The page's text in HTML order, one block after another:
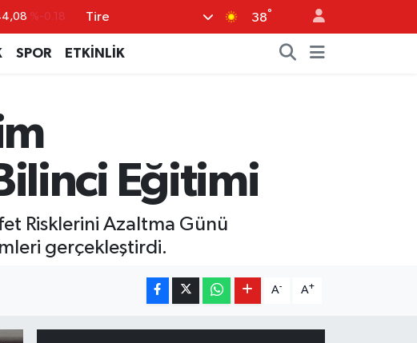
%0.18
%0.32
13.779 %-14
%-0.18
Tire 38°
SPOR ETKİNLİK
Eğitimi
Risklerini Azaltma Günü
gerçekleştirdi.
A- A+